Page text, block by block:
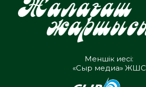
Меншік иесі:
«Сыр медиа» ЖШС